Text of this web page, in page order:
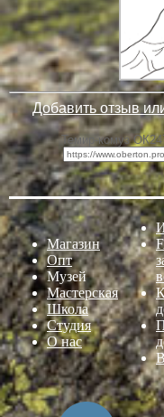
Добавить отзыв
Темир-комуз
Магазин
Опт
Музей
Мастерская
Школа
Студия
О нас